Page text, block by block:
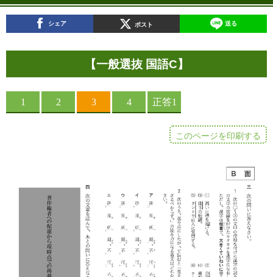
シェア ポスト 送る
【一般選抜 国語C】
このページを印刷する